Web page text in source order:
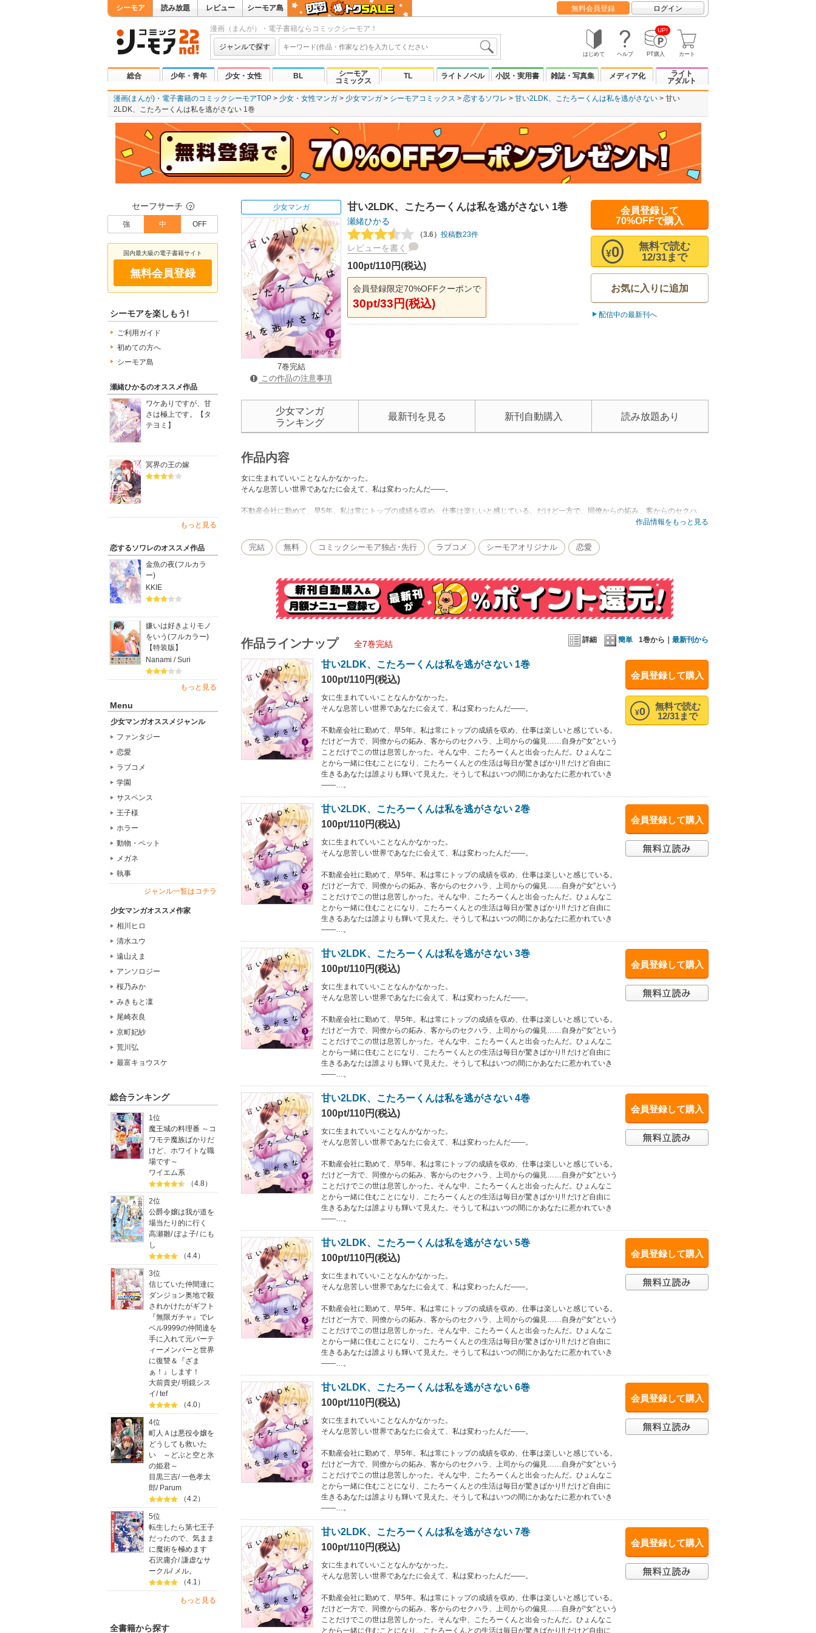
シーモア 読み放題 レビュー シーモア島 無料会員登録 ログイン
漫画（まんが）・電子書籍ならコミックシーモア！
ジャンルで探す
はじめて ヘルプ
UP!
PT購入 カート
総合 少年・青年 少女・女性 BL
シーモア
コミックス
TL ライトノベル 小説・実用書 雑誌・写真集 メディア化
ライト
アダルト
漫画(まんが)・電子書籍のコミックシーモアTOP 少女・女性マンガ 少女マンガ シーモアコミックス 恋するソワレ 甘い2LDK、こたろーくんは私を逃がさない
甘い
2LDK、こたろーくんは私を逃がさない 1巻
セーフサーチ ？
強 中 OFF
国内最大級の電子書籍サイト
無料会員登録
シーモアを楽しもう!
ご利用ガイド
初めての方へ
シーモア島
瀬緒ひかるのオススメ作品
ワケありですが、甘
さは極上です。【タ
テヨミ】
冥界の王の嫁
もっと見る
恋するソワレのオススメ作品
金魚の夜(フルカラ
ー)
KKIE
嫌いは好きよりモノ
をいう(フルカラー)
【特装版】
Nanami / Suri
もっと見る
Menu
少女マンガオススメジャンル
ファンタジー
恋愛
ラブコメ
学園
サスペンス
王子様
ホラー
動物・ペット
メガネ
執事
ジャンル一覧はコチラ
少女マンガオススメ作家
相川ヒロ
清水ユウ
遠山えま
アンソロジー
桜乃みか
みきもと凜
尾崎衣良
京町妃紗
荒川弘
最富キョウスケ
総合ランキング
1位
魔王城の料理番 ～コ
ワモテ魔族ばかりだ
けど、ホワイトな職
場です～
ワイエム系
（4.8）
2位
公爵令嬢は我が道を
場当たり的に行く
高瀬雛/ぽよ子/ にも
し
（4.4）
3位
信じていた仲間達に
ダンジョン奥地で殺
されかけたがギフト
『無限ガチャ』でレ
ベル9999の仲間達を
手に入れて元パーテ
ィーメンバーと世界
に復讐＆『ざま
ぁ！』します！
大前貴史/明鏡シス
イ/tef
（4.0）
4位
町人Ａは悪役令嬢を
どうしても救いた
い ～どぶと空と氷
の姫君～
目黒三吉/一色孝太
郎/ Parum
（4.2）
5位
転生したら第七王子
だったので、気まま
に魔術を極めます
石沢庸介/謙虚なサ
ークル/ メル。
（4.1）
もっと見る
全書籍から探す
少女マンガ
7巻完結
この作品の注意事項
甘い2LDK、こたろーくんは私を逃がさない 1巻
瀬緒ひかる
（3.6） 投稿数23件
レビューを書く
100pt/110円(税込)
会員登録限定70%OFFクーポンで
30pt/33円(税込)
会員登録して
70%OFFで購入
無料で読む
12/31まで
¥0
お気に入りに追加
配信中の最新刊へ
少女マンガ
ランキング
最新刊を見る 新刊自動購入 読み放題あり
作品内容
女に生まれていいことなんかなかった。
そんな息苦しい世界であなたに会えて、私は変わったんだ――。
不動産会社に勤めて、早5年。私は常にトップの成績を収め、仕事は楽しいと感じている。だけど一方で、同僚からの妬み、客からのセクハ
ラ、上司からの偏見……自身が“女”ということだけでこの世は息苦しかった。そんな中、こたろーくんと出会ったんだ。ひょんなことから一緒
かあなたに惹かれていき――…。
作品情報をもっと見る
完結 無料 コミックシーモア独占･先行 ラブコメ シーモアオリジナル 恋愛
詳細 簡単 1巻から｜ 最新刊から
作品ラインナップ 全7巻完結
会員登録して購入
無料で読む
12/31まで
¥0
甘い2LDK、こたろーくんは私を逃がさない 1巻
100pt/110円(税込)
女に生まれていいことなんかなかった。
そんな息苦しい世界であなたに会えて、私は変わったんだ――。
不動産会社に勤めて、早5年。私は常にトップの成績を収め、仕事は楽しいと感じている。
だけど一方で、同僚からの妬み、客からのセクハラ、上司からの偏見……自身が“女”という
ことだけでこの世は息苦しかった。そんな中、こたろーくんと出会ったんだ。ひょんなこ
とから一緒に住むことになり、こたろーくんとの生活は毎日が驚きばかり!! だけど自由に
生きるあなたは誰よりも輝いて見えた。そうして私はいつの間にかあなたに惹かれていき
――…。
会員登録して購入
甘い2LDK、こたろーくんは私を逃がさない 2巻
100pt/110円(税込)
女に生まれていいことなんかなかった。
そんな息苦しい世界であなたに会えて、私は変わったんだ――。
不動産会社に勤めて、早5年。私は常にトップの成績を収め、仕事は楽しいと感じている。
だけど一方で、同僚からの妬み、客からのセクハラ、上司からの偏見……自身が“女”という
ことだけでこの世は息苦しかった。そんな中、こたろーくんと出会ったんだ。ひょんなこ
とから一緒に住むことになり、こたろーくんとの生活は毎日が驚きばかり!! だけど自由に
生きるあなたは誰よりも輝いて見えた。そうして私はいつの間にかあなたに惹かれていき
――…。
会員登録して購入
甘い2LDK、こたろーくんは私を逃がさない 3巻
100pt/110円(税込)
女に生まれていいことなんかなかった。
そんな息苦しい世界であなたに会えて、私は変わったんだ――。
不動産会社に勤めて、早5年。私は常にトップの成績を収め、仕事は楽しいと感じている。
だけど一方で、同僚からの妬み、客からのセクハラ、上司からの偏見……自身が“女”という
ことだけでこの世は息苦しかった。そんな中、こたろーくんと出会ったんだ。ひょんなこ
とから一緒に住むことになり、こたろーくんとの生活は毎日が驚きばかり!! だけど自由に
生きるあなたは誰よりも輝いて見えた。そうして私はいつの間にかあなたに惹かれていき
――…。
会員登録して購入
甘い2LDK、こたろーくんは私を逃がさない 4巻
100pt/110円(税込)
女に生まれていいことなんかなかった。
そんな息苦しい世界であなたに会えて、私は変わったんだ――。
不動産会社に勤めて、早5年。私は常にトップの成績を収め、仕事は楽しいと感じている。
だけど一方で、同僚からの妬み、客からのセクハラ、上司からの偏見……自身が“女”という
ことだけでこの世は息苦しかった。そんな中、こたろーくんと出会ったんだ。ひょんなこ
とから一緒に住むことになり、こたろーくんとの生活は毎日が驚きばかり!! だけど自由に
生きるあなたは誰よりも輝いて見えた。そうして私はいつの間にかあなたに惹かれていき
――…。
会員登録して購入
甘い2LDK、こたろーくんは私を逃がさない 5巻
100pt/110円(税込)
女に生まれていいことなんかなかった。
そんな息苦しい世界であなたに会えて、私は変わったんだ――。
不動産会社に勤めて、早5年。私は常にトップの成績を収め、仕事は楽しいと感じている。
だけど一方で、同僚からの妬み、客からのセクハラ、上司からの偏見……自身が“女”という
ことだけでこの世は息苦しかった。そんな中、こたろーくんと出会ったんだ。ひょんなこ
とから一緒に住むことになり、こたろーくんとの生活は毎日が驚きばかり!! だけど自由に
生きるあなたは誰よりも輝いて見えた。そうして私はいつの間にかあなたに惹かれていき
――…。
会員登録して購入
甘い2LDK、こたろーくんは私を逃がさない 6巻
100pt/110円(税込)
女に生まれていいことなんかなかった。
そんな息苦しい世界であなたに会えて、私は変わったんだ――。
不動産会社に勤めて、早5年。私は常にトップの成績を収め、仕事は楽しいと感じている。
だけど一方で、同僚からの妬み、客からのセクハラ、上司からの偏見……自身が“女”という
ことだけでこの世は息苦しかった。そんな中、こたろーくんと出会ったんだ。ひょんなこ
とから一緒に住むことになり、こたろーくんとの生活は毎日が驚きばかり!! だけど自由に
生きるあなたは誰よりも輝いて見えた。そうして私はいつの間にかあなたに惹かれていき
――…。
会員登録して購入
甘い2LDK、こたろーくんは私を逃がさない 7巻
100pt/110円(税込)
女に生まれていいことなんかなかった。
そんな息苦しい世界であなたに会えて、私は変わったんだ――。
不動産会社に勤めて、早5年。私は常にトップの成績を収め、仕事は楽しいと感じている。
だけど一方で、同僚からの妬み、客からのセクハラ、上司からの偏見……自身が“女”という
ことだけでこの世は息苦しかった。そんな中、こたろーくんと出会ったんだ。ひょんなこ
とから一緒に住むことになり、こたろーくんとの生活は毎日が驚きばかり!! だけど自由に